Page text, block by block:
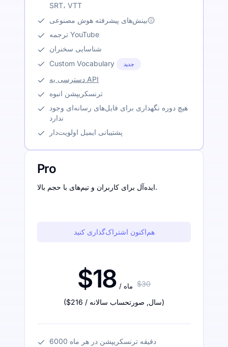
SRT، VTT
بینش‌های پیشرفته هوش مصنوعی
ترجمه YouTube
شناسایی سخنران
Custom Vocabulary
جدید
دسترسی به API
ترنسکریپشن انبوه
هیچ دوره نگهداری برای فایل‌های رسانه‌ای وجود
ندارد
پشتیبانی ایمیل اولویت‌دار
Pro
ایده‌آل برای کاربران و تیم‌های با حجم بالا.
هم‌اکنون اشتراک‌گذاری کنید
$18 / ماه $30
($216 / سال, صورتحساب سالانه )
6000 دقیقه ترنسکریپشن در هر ماه